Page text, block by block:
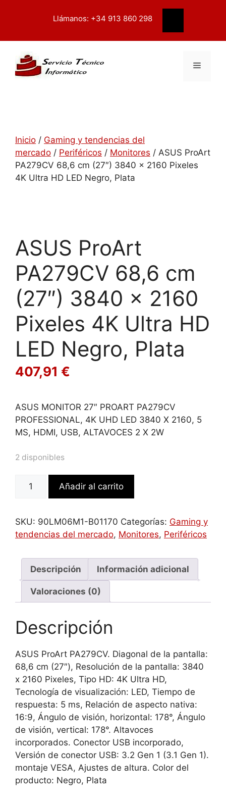
Buscar
Llámanos: +34 913 860 298
Menú
Inicio / Gaming y tendencias del
mercado / Periféricos / Monitores / ASUS ProArt
PA279CV 68,6 cm (27″) 3840 x 2160 Pixeles
4K Ultra HD LED Negro, Plata
ASUS ProArt
PA279CV 68,6 cm
(27″) 3840 x 2160
Pixeles 4K Ultra HD
LED Negro, Plata
407,91 €
ASUS MONITOR 27″ PROART PA279CV
PROFESSIONAL, 4K UHD LED 3840 X 2160, 5
MS, HDMI, USB, ALTAVOCES 2 X 2W
2 disponibles
ASUS
68,6
cm
3840
2160
Pixeles
Ultra
HD
Negro,
Plata
cantidad
Añadir al carrito
SKU: 90LM06M1-B01170 Categorías: Gaming y
tendencias del mercado, Monitores, Periféricos
Descripción Información adicional
Valoraciones (0)
Descripción
ASUS ProArt PA279CV. Diagonal de la pantalla:
68,6 cm (27″), Resolución de la pantalla: 3840
x 2160 Pixeles, Tipo HD: 4K Ultra HD,
Tecnología de visualización: LED, Tiempo de
respuesta: 5 ms, Relación de aspecto nativa:
16:9, Ángulo de visión, horizontal: 178°, Ángulo
de visión, vertical: 178°. Altavoces
incorporados. Conector USB incorporado,
Versión de conector USB: 3.2 Gen 1 (3.1 Gen 1).
montaje VESA, Ajustes de altura. Color del
producto: Negro, Plata